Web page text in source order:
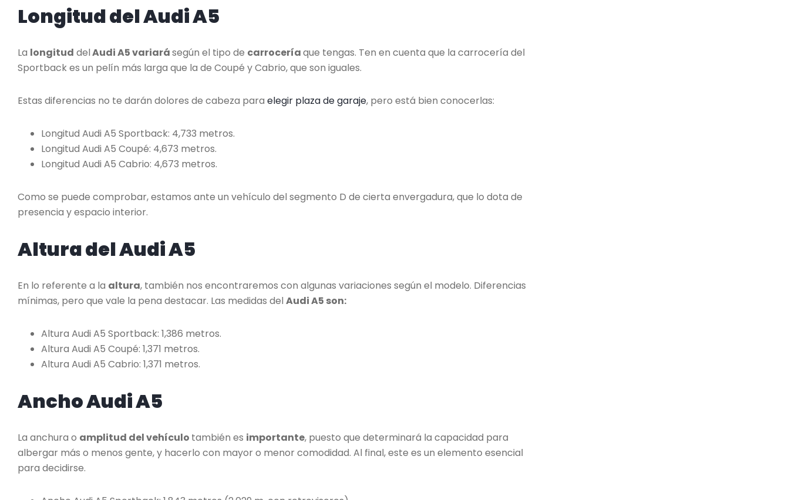
Longitud del Audi A5
La longitud delAudi A5 variarásegún el tipo de carroceríaque tengas. Ten en cuenta que la carrocería del
Sportback es un pelín más larga que la de Coupé y Cabrio, que son iguales.
Estas diferencias no te darán dolores de cabeza para elegir plaza de garaje, pero está bien conocerlas:
Longitud Audi A5 Sportback: 4,733 metros.
Longitud Audi A5 Coupé: 4,673 metros.
Longitud Audi A5 Cabrio: 4,673 metros.
Como se puede comprobar, estamos ante un vehículo del segmento D de cierta envergadura, que lo dota de
presencia y espacio interior.
Altura del Audi A5
En lo referente a la altura, también nos encontraremos con algunas variaciones según el modelo. Diferencias
mínimas, pero que vale la pena destacar. Las medidas del Audi A5 son:
Altura Audi A5 Sportback: 1,386 metros.
Altura Audi A5 Coupé: 1,371 metros.
Altura Audi A5 Cabrio: 1,371 metros.
Ancho Audi A5
La anchura o amplitud del vehículo también es importante, puesto que determinará la capacidad para
albergar más o menos gente, y hacerlo con mayor o menor comodidad. Al final, este es un elemento esencial
para decidirse.